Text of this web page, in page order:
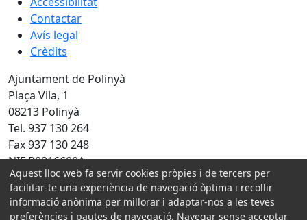
Contactar
Avís legal
Crèdits
Ajuntament de Polinyà
Plaça Vila, 1
08213 Polinyà
Tel. 937 130 264
Fax 937 130 248
NIF P0816600A
Amb la col·laboració de:
Aquest lloc web fa servir cookies pròpies i de tercers per
facilitar-te una experiència de navegació òptima i recollir
informació anònima per millorar i adaptar-nos a les teves
preferències i pautes de navegació. Navegar sense acceptar